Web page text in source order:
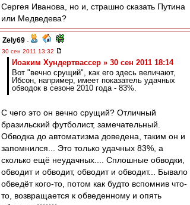
Сергея Иванова, но и, страшно сказать Путина
или Медведева?
Zely69 -
30 сен 2011 13:32
Иоаким Хундертвассер » 30 сен 2011 18:14
Вот "вечно срущий", как его здесь величают,
Ибсон, например, имеет показатель удачных
обводок в сезоне 2010 года - 83%.
С чего это он вечно срущий? Отличный
бразильский футболист, замечательный.
Обводка до автоматизма доведена, таким он и
запомнился... Это только удачных 83%, а
сколько ещё неудачных.... Сплошные обводки,
обводит и обводит, обводит и обводит... Бывало
обведёт кого-то, потом как будто вспомнив что-
то, возвращается к обведенному и опять